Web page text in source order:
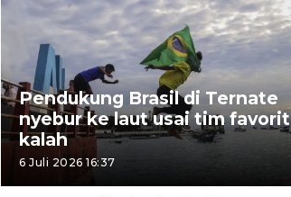
Pendukung Brasil di Ternate
nyebur ke laut usai tim favorit
kalah
6 Juli 2026 16:37